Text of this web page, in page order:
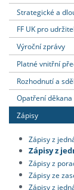
Strategické a
FF UK pro
Výroční zprávy
Platné vnitřní
Rozhodnutí a
Opatření děkana
Zápisy
Zápisy z
Zápisy z
Zápisy z
Zápisy ze
Zápisy z